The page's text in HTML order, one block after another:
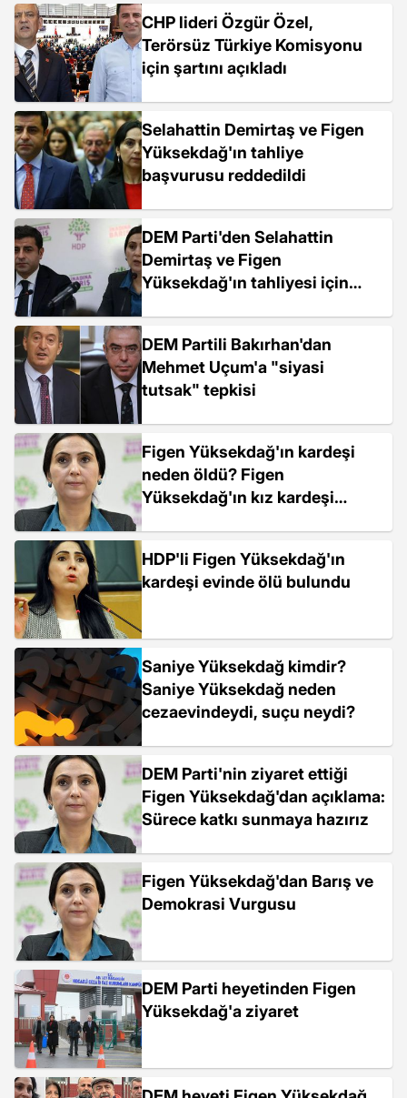
CHP lideri Özgür Özel,
Terörsüz Türkiye Komisyonu
için şartını açıkladı
Selahattin Demirtaş ve Figen
Yüksekdağ'ın tahliye
başvurusu reddedildi
DEM Parti'den Selahattin
Demirtaş ve Figen
Yüksekdağ'ın tahliyesi için
DEM Partili Bakırhan'dan
Mehmet Uçum'a "siyasi
tutsak" tepkisi
Figen Yüksekdağ'ın kardeşi
neden öldü? Figen
Yüksekdağ'ın kız kardeşi
HDP'li Figen Yüksekdağ'ın
kardeşi evinde ölü bulundu
Saniye Yüksekdağ kimdir?
Saniye Yüksekdağ neden
cezaevindeydi, suçu neydi?
DEM Parti'nin ziyaret ettiği
Figen Yüksekdağ'dan açıklama:
Sürece katkı sunmaya hazırız
Figen Yüksekdağ'dan Barış ve
Demokrasi Vurgusu
DEM Parti heyetinden Figen
Yüksekdağ'a ziyaret